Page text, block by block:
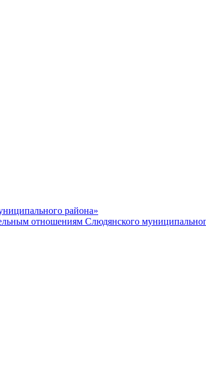
района»
отношениям Слюдянского